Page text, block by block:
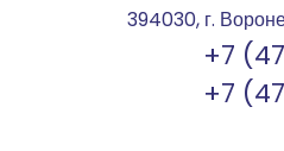
394030, г.
+7
+7